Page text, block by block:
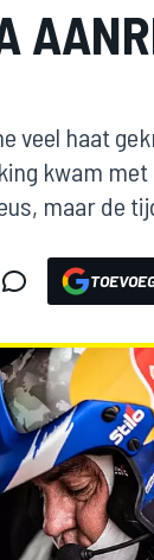
veel haat
kwam
maar de